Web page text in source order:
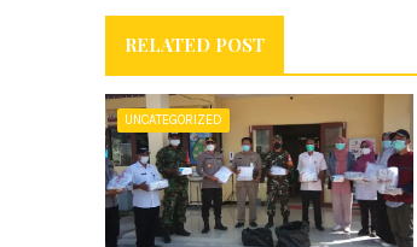
RELATED POST
UNCATEGORIZED